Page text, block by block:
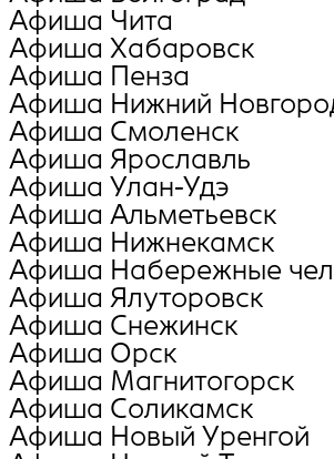
Афиша Чита
Афиша Хабаровск
Афиша Пенза
Афиша Нижний
Афиша Смоленск
Афиша Ярославль
Афиша Улан-Удэ
Афиша Альметьевск
Афиша Нижнекамск
Афиша Набережные
Афиша Ялуторовск
Афиша Снежинск
Афиша Орск
Афиша Магнитогорск
Афиша Соликамск
Афиша Новый Уренгой